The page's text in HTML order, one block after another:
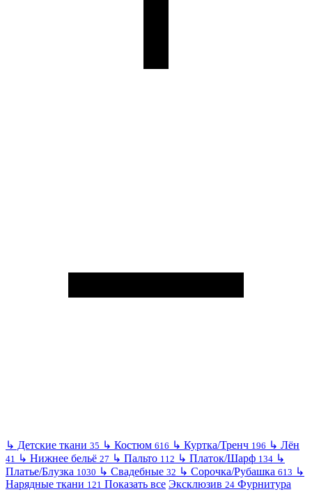
↳ Детские ткани 35 ↳ Костюм 616 ↳ Куртка/Тренч 196 ↳ Лён
41 ↳ Нижнее бельё 27 ↳ Пальто 112 ↳ Платок/Шарф 134 ↳
Платье/Блузка 1030 ↳ Свадебные 32 ↳ Сорочка/Рубашка 613 ↳
Нарядные ткани 121 Показать все Эксклюзив 24 Фурнитура